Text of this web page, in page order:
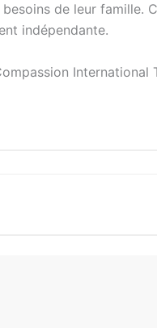
de leur famille.
indépendante.
International